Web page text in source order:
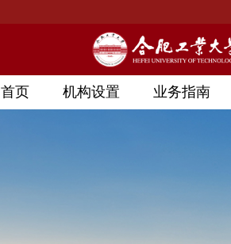
首页 机构设置 业务指南